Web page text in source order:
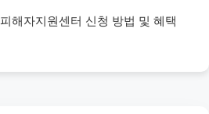
해자지원센터 신청 방법 및 혜택